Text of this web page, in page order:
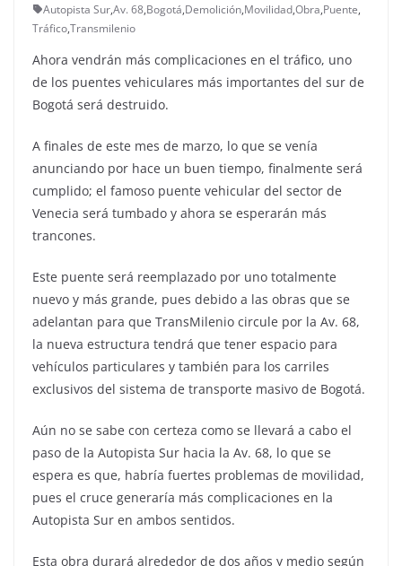
Autopista Sur,Av. 68,Bogotá,Demolición,Movilidad,Obra,Puente,
Tráfico,Transmilenio
Ahora vendrán más complicaciones en el tráfico, uno
de los puentes vehiculares más importantes del sur de
Bogotá será destruido.
A finales de este mes de marzo, lo que se venía
anunciando por hace un buen tiempo, finalmente será
cumplido; el famoso puente vehicular del sector de
Venecia será tumbado y ahora se esperarán más
trancones.
Este puente será reemplazado por uno totalmente
nuevo y más grande, pues debido a las obras que se
adelantan para que TransMilenio circule por la Av. 68,
la nueva estructura tendrá que tener espacio para
vehículos particulares y también para los carriles
exclusivos del sistema de transporte masivo de Bogotá.
Aún no se sabe con certeza como se llevará a cabo el
paso de la Autopista Sur hacia la Av. 68, lo que se
espera es que, habría fuertes problemas de movilidad,
pues el cruce generaría más complicaciones en la
Autopista Sur en ambos sentidos.
Esta obra durará alrededor de dos años y medio según